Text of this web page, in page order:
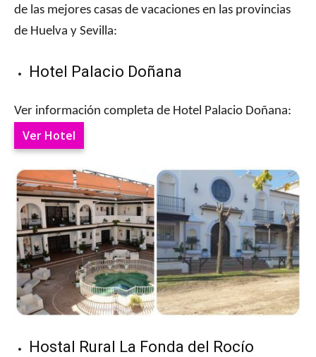
de las mejores casas de vacaciones en las provincias
de Huelva y Sevilla:
Hotel Palacio Doñana
Ver información completa de Hotel Palacio Doñana:
Ver Hotel
Hostal Rural La Fonda del Rocío